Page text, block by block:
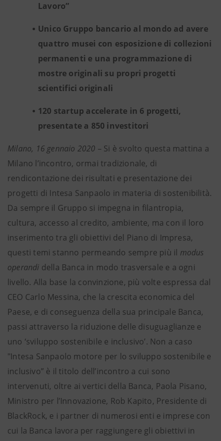
Lavoro”
Unico Gruppo bancario al mondo ad avere
quattro musei con esposizione di collezioni
permanenti e una programmazione di
mostre originali su propri progetti
scientifici originali
120 startup accelerate in 6 progetti,
presentate a 850 investitori
Milano, 16 gennaio 2020 – Si è svolto questa mattina a
Milano l’incontro, ormai tradizionale, di
rendicontazione dei risultati e presentazione dei
progetti di Intesa Sanpaolo in materia di sostenibilità.
Da sempre il Gruppo si impegna in filantropia,
cultura, accesso al credito, ambiente, ma con il loro
inserimento tra gli obiettivi del Piano di Impresa,
questi temi stanno permeando sempre più il modus
operandi della Banca in modo trasversale e a ogni
livello. Alla base la convinzione, più volte espressa dal
CEO Carlo Messina, che la crescita economica del
Paese, e di conseguenza della sua principale Banca,
passi attraverso la riduzione delle disuguaglianze e
uno ‘sviluppo sostenibile e inclusivo’. Non a caso
"Intesa Sanpaolo motore per lo sviluppo sostenibile e
inclusivo” è il titolo dell’incontro a cui sono
intervenuti, oltre ai vertici della Banca, Paola Pisano,
Ministro per l’Innovazione, Rob Kapito, Presidente di
BlackRock, e i partner di numerosi enti e imprese con
cui la Banca lavora per raggiungere gli obiettivi in